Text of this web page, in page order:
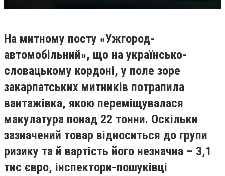
На митному посту «Ужгород-
автомобільний», що на українсько-
словацькому кордоні, у поле зоре
закарпатських митників потрапила
вантажівка, якою переміщувалася
макулатура понад 22 тонни. Оскільки
зазначений товар відноситься до групи
ризику та й вартість його незначна – 3,1
тис євро, інспектори-пошуківці